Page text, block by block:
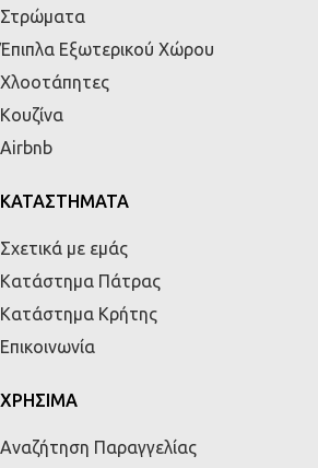
Στρώματα
Έπιπλα Εξωτερικού Χώρου
Χλοοτάπητες
Κουζίνα
Airbnb
ΚΑΤΑΣΤΗΜΑΤΑ
Σχετικά με εμάς
Κατάστημα Πάτρας
Κατάστημα Κρήτης
Επικοινωνία
ΧΡΗΣΙΜΑ
Αναζήτηση Παραγγελίας